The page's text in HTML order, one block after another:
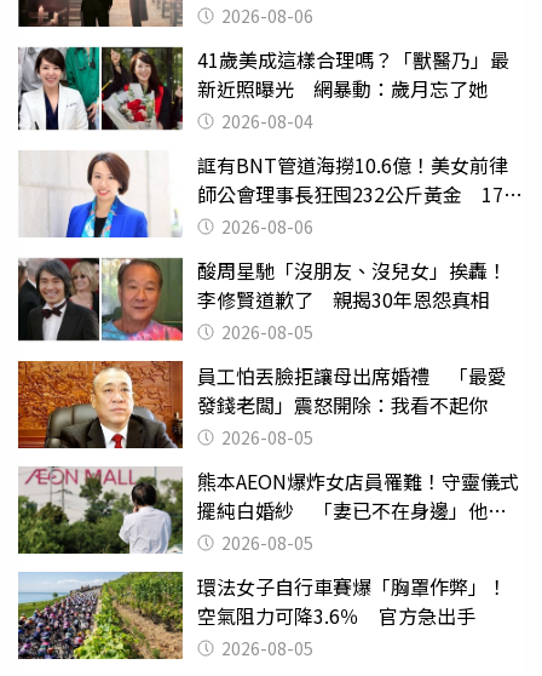
2026-08-06
41歲美成這樣合理嗎？「獸醫乃」最
新近照曝光 網暴動：歲月忘了她
2026-08-04
誆有BNT管道海撈10.6億！美女前律
師公會理事長狂囤232公斤黃金 17人
遭起訴
2026-08-06
酸周星馳「沒朋友、沒兒女」挨轟！
李修賢道歉了 親揭30年恩怨真相
2026-08-05
員工怕丟臉拒讓母出席婚禮 「最愛
發錢老闆」震怒開除：我看不起你
2026-08-05
熊本AEON爆炸女店員罹難！守靈儀式
擺純白婚紗 「妻已不在身邊」他淚
喊：無法想像
2026-08-05
環法女子自行車賽爆「胸罩作弊」！
空氣阻力可降3.6％ 官方急出手
2026-08-05